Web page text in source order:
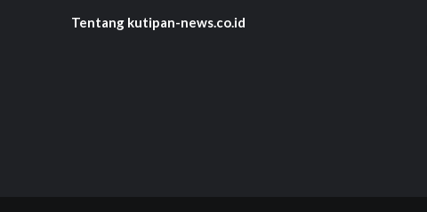
Tentang kutipan-news.co.id